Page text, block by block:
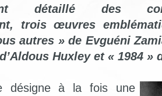
détaillé des
trois œuvres
autres » de Evguéni
Huxley et « 1984 »
désigne à la fois une